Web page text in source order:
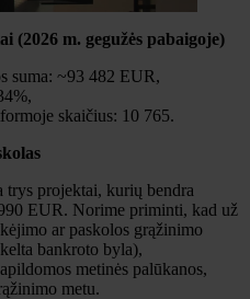
m. gegužės pabaigoje)
suma: ~93 482 EUR,
skaičius: 10 765.
trys projektai, kurių bendra
EUR. Norime priminti, kad už
ar paskolos grąžinimo
bankroto byla),
metinės palūkanos,
metu.